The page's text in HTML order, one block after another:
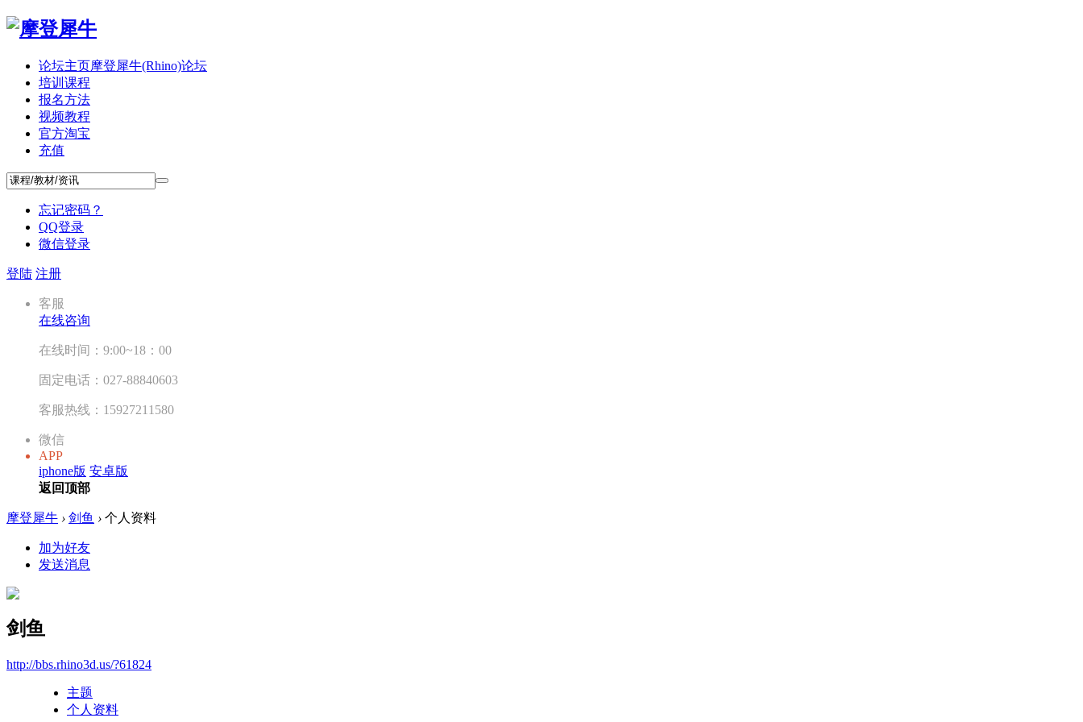
论坛主页摩登犀牛(Rhino)论坛
培训课程
报名方法
视频教程
官方淘宝
充值
忘记密码？
QQ登录
微信登录
登陆 注册
客服
在线咨询
在线时间：9:00~18：00
固定电话：027-88840603
客服热线：15927211580
微信
APP
iphone版 安卓版
返回顶部
摩登犀牛 › 剑鱼 › 个人资料
加为好友
发送消息
剑鱼
http://bbs.rhino3d.us/?61824
主题
个人资料